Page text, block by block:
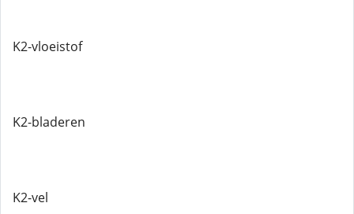
K2-vloeistof
K2-bladeren
K2-vel